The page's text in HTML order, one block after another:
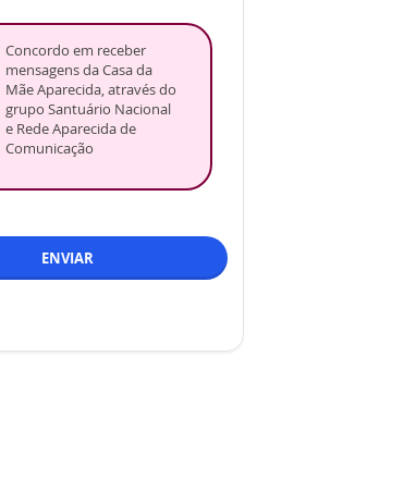
Concordo em receber
mensagens da Casa da
Mãe Aparecida, através do
grupo Santuário Nacional
e Rede Aparecida de
Comunicação
ENVIAR